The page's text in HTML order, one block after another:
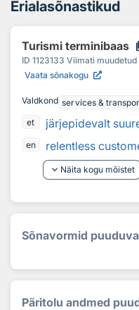
Erialasõnastikud
Turismi terminibaas
ID 1123133 Viimati muudetud
Vaata sõnakogu
Valdkond services &
et
järjepidevalt
en
relentless
keyboard_arrow_down Näita kogu mõistet
Sõnavormid
Päritolu andmed